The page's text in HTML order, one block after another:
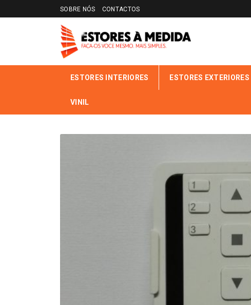
SOBRE NÓS CONTACTOS
ESTORES INTERIORES ESTORES EXTERIORES
VINIL
INÍCIO LOJA ONLINE